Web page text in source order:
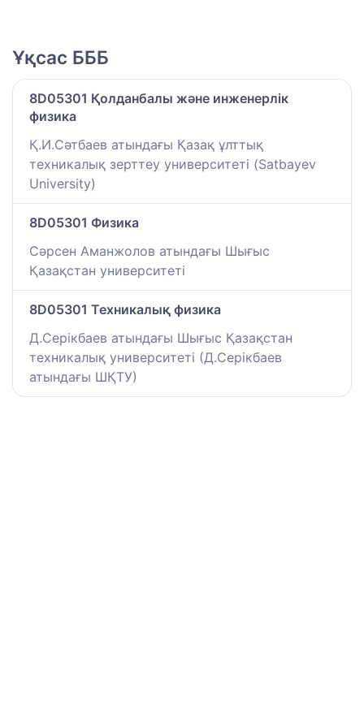
Ұқсас БББ
8D05301 Қолданбалы және инженерлік
физика
Қ.И.Сәтбаев атындағы Қазақ ұлттық
техникалық зерттеу университеті (Satbayev
University)
8D05301 Физика
Сәрсен Аманжолов атындағы Шығыс
Қазақстан университеті
8D05301 Техникалық физика
Д.Серікбаев атындағы Шығыс Қазақстан
техникалық университеті (Д.Серікбаев
атындағы ШҚТУ)